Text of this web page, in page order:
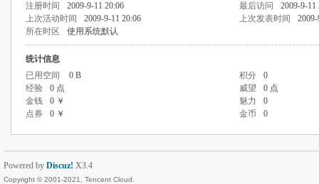
注册时间
2009-9-11 20:06 最后访问
2009-9-11
上次活动时间
2009-9-11 20:06 上次发表时间
所在时区
使用系统默认
统计信息
已用空间
0 B 积分
0
经验
0 点 威望
0 点
金钱
0 ￥ 魅力
0
点券
0 ￥ 金币 0
Powered by Discuz! X3.4
Copyright © 2001-2021, Tencent Cloud.